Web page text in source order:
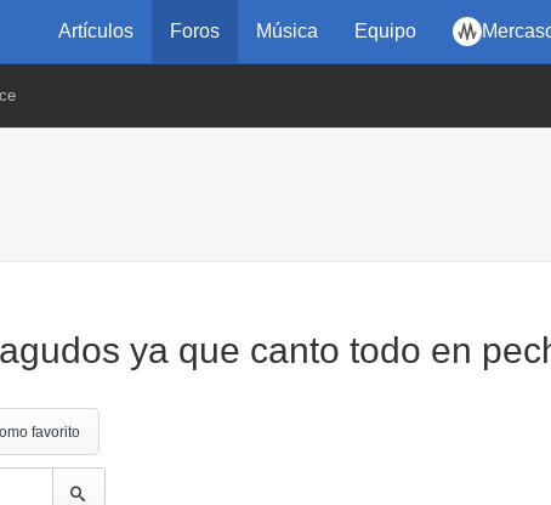
Artículos Foros Música Equipo
ya que canto todo en
favorito